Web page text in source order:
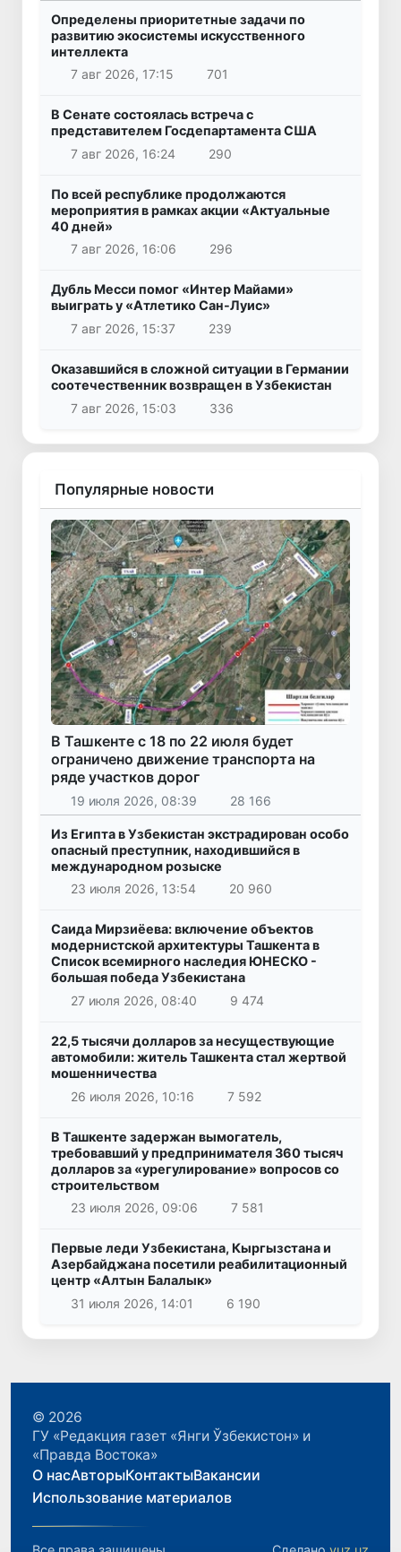
Определены приоритетные задачи по
развитию экосистемы искусственного
интеллекта
7 авг 2026, 17:15
701
В Сенате состоялась встреча с
представителем Госдепартамента США
7 авг 2026, 16:24
290
По всей республике продолжаются
мероприятия в рамках акции «Актуальные
40 дней»
7 авг 2026, 16:06
296
Дубль Месси помог «Интер Майами»
выиграть у «Атлетико Сан-Луис»
7 авг 2026, 15:37
239
Оказавшийся в сложной ситуации в Германии
соотечественник возвращен в Узбекистан
7 авг 2026, 15:03
336
Популярные новости
В Ташкенте с 18 по 22 июля будет
ограничено движение транспорта на
ряде участков дорог
19 июля 2026, 08:39 28 166
Из Египта в Узбекистан экстрадирован особо
опасный преступник, находившийся в
международном розыске
23 июля 2026, 13:54
20 960
Саида Мирзиёева: включение объектов
модернистской архитектуры Ташкента в
Список всемирного наследия ЮНЕСКО -
большая победа Узбекистана
27 июля 2026, 08:40
9 474
22,5 тысячи долларов за несуществующие
автомобили: житель Ташкента стал жертвой
мошенничества
26 июля 2026, 10:16
7 592
В Ташкенте задержан вымогатель,
требовавший у предпринимателя 360 тысяч
долларов за «урегулирование» вопросов со
строительством
23 июля 2026, 09:06
7 581
Первые леди Узбекистана, Кыргызстана и
Азербайджана посетили реабилитационный
центр «Алтын Балалык»
31 июля 2026, 14:01
6 190
© 2026
ГУ «Редакция газет «Янги Ўзбекистон» и
«Правда Востока»
О насАвторыКонтактыВакансии
Использование материалов